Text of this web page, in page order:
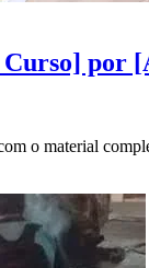
por
o material